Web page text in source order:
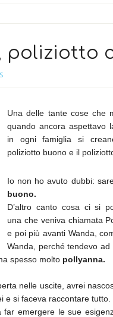
poliziotto
Una delle tante cose che
quando ancora aspettavo
in ogni famiglia si
poliziotto buono e il
Io non ho avuto dubbi:
buono.
D’altro canto cosa ci si
una che veniva chiamata
e poi più avanti Wanda,
Wanda, perché tendevo
spesso molto pollyanna.
nelle uscite, avrei
e si faceva raccontare
emergere le sue